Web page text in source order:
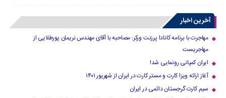
آخرین اخبار
مهاجرت با برنامه کانادا پرزنت ورکر: مصاحبه با آقای مهندس نریمان پورطلایی از
مهاجریست
ایران کمپانی رونمایی شد!
آغاز ارائه ویزا کارت و مستر کارت در ایران از شهریور ۱۴۰۱
سیم کارت گرجستان دائمی در ایران